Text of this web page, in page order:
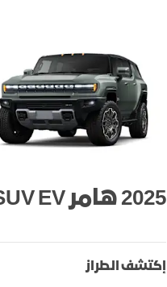
2025 هامر SUV EV
إكتشف الطراز